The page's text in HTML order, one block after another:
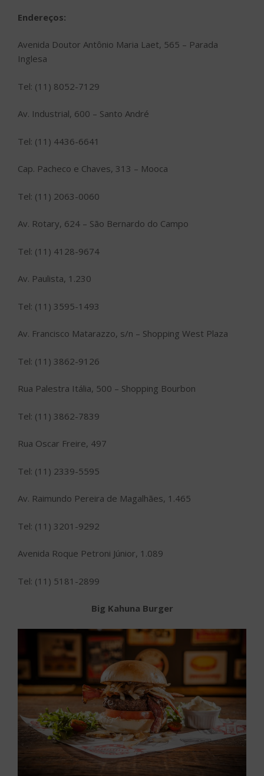
Endereços:
Avenida Doutor Antônio Maria Laet, 565 – Parada
Inglesa
Tel: (11) 8052-7129
Av. Industrial, 600 – Santo André
Tel: (11) 4436-6641
Cap. Pacheco e Chaves, 313 – Mooca
Tel: (11) 2063-0060
Av. Rotary, 624 – São Bernardo do Campo
Tel: (11) 4128-9674
Av. Paulista, 1.230
Tel: (11) 3595-1493
Av. Francisco Matarazzo, s/n – Shopping West Plaza
Tel: (11) 3862-9126
Rua Palestra Itália, 500 – Shopping Bourbon
Tel: (11) 3862-7839
Rua Oscar Freire, 497
Tel: (11) 2339-5595
Av. Raimundo Pereira de Magalhães, 1.465
Tel: (11) 3201-9292
Avenida Roque Petroni Júnior, 1.089
Tel: (11) 5181-2899
Big Kahuna Burger